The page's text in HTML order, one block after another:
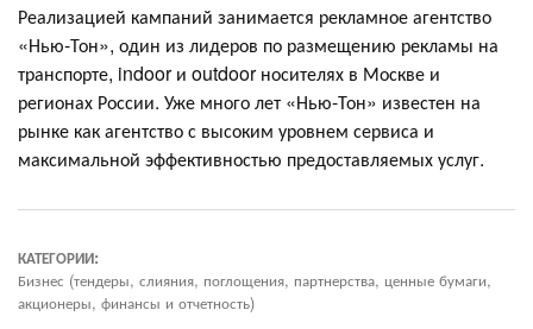
Реализацией кампаний занимается рекламное агентство
«Нью-Тон», один из лидеров по размещению рекламы на
транспорте, indoor и outdoor носителях в Москве и
регионах России. Уже много лет «Нью-Тон» известен на
рынке как агентство с высоким уровнем сервиса и
максимальной эффективностью предоставляемых услуг.
КАТЕГОРИИ:
Бизнес (тендеры, слияния, поглощения, партнерства, ценные бумаги,
акционеры, финансы и отчетность)